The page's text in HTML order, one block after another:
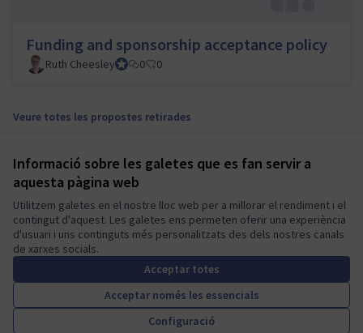
Informació sobre les galetes que es fan servir a
aquesta pàgina web
Utilitzem galetes en el nostre lloc web per a millorar el rendiment i el
contingut d'aquest. Les galetes ens permeten oferir una experiència
d'usuari i uns continguts més personalitzats des dels nostres canals
de xarxes socials.
Acceptar totes
Acceptar només les essencials
Configuració
Funding and sponsorship acceptance policy
Ruth CheesleyMautic Project Lead
0 0
Veure totes les propostes retirades
Termes i condicions d'ús
Configuració de les galetes
Mautic Community Portal a X
(Enllaç extern)
Mautic Community Portal a Facebook
(Enllaç extern)
Mautic Community Portal a Instagram
(Enllaç extern)
Mautic Community Portal a YouTube
(Enllaç extern)
Mautic Community Portal a GitHub
(Enllaç extern)
Català
Sprache wählenChoose languageEscolher idiomaElegir el idioma
programari lliure .
A democratic space for your